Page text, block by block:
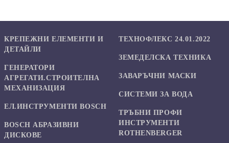
КРЕПЕЖНИ ЕЛЕМЕНТИ И
ДЕТАЙЛИ
ГЕНЕРАТОРИ
АГРЕГАТИ.СТРОИТЕЛНА
МЕХАНИЗАЦИЯ
ЕЛ.ИНСТРУМЕНТИ BOSCH
BOSCH АБРАЗИВНИ
ДИСКОВЕ
ТЕХНОФЛЕКС 24.01.2022
ЗЕМЕДЕЛСКА ТЕХНИКА
ЗАВАРЪЧНИ МАСКИ
СИСТЕМИ ЗА ВОДА
ТРЪБНИ ПРОФИ
ИНСТРУМЕНТИ
ROTHENBERGER